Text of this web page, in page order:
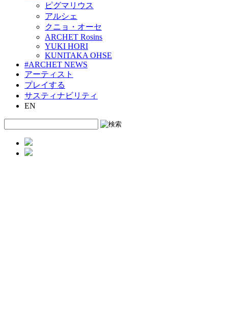
ピグマリウス
アルシェ
クニョ・オーセ
ARCHET Rosins
YUKI HORI
KUNITAKA OHSE
#ARCHET NEWS
アーティスト
プレイする
サスティナビリティ
EN